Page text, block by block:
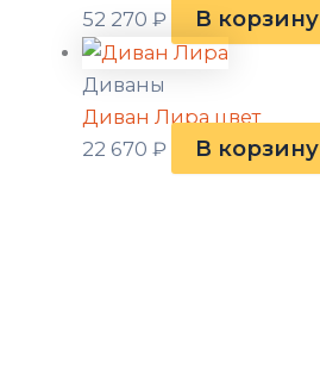
52 270₽ В корзину
Диваны
Диван Лира цвет
22 670₽ В корзину